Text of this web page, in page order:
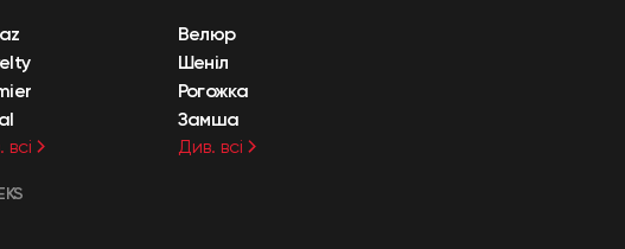
всі
Велюр
Шеніл
Рогожка
Замша
Див. всі